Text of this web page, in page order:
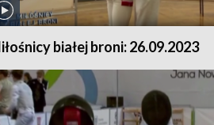
białej broni: 26.09.2023